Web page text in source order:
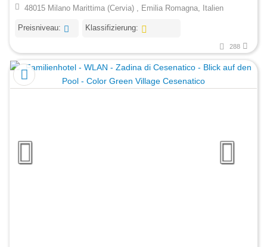
48015 Milano Marittima (Cervia) , Emilia Romagna, Italien
Preisniveau: Klassifizierung:
288